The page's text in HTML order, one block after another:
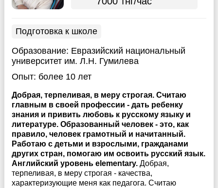
Подготовка к школе
Образование: Евразийский национальный
университет им. Л.Н. Гумилева
Опыт: более 10 лет
Добрая, терпеливая, в меру строгая. Считаю
главным в своей профессии - дать ребенку
знания и привить любовь к русскому языку и
литературе. Образованный человек - это, как
правило, человек грамотный и начитанный.
Работаю с детьми и взрослыми, гражданами
других стран, помогаю им освоить русский язык.
Английский уровень elementary. Добрая,
терпеливая, в меру строгая - качества,
характеризующие меня как педагога. Считаю